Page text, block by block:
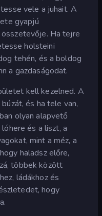
vele a juhait. A
gyapjú
Ha tejre
holsteini
tehén, és a boldog
a gazdaságodat.
kell kezelned. A
és ha tele van,
olyan alapvető
és a liszt, a
mint a méz, a
haladsz előre,
többek között
ládákhoz és
hogy